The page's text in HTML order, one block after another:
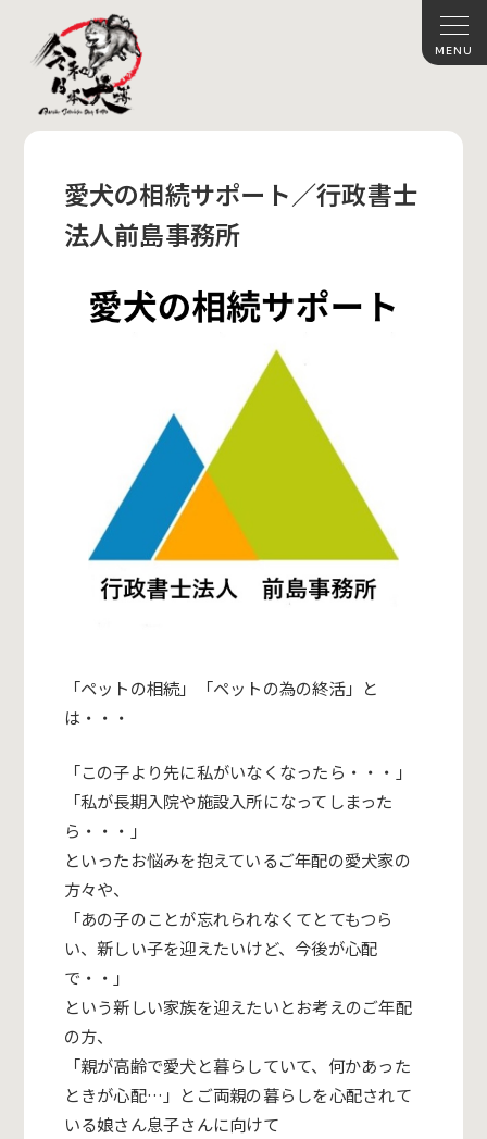
愛犬の相続サポート／行政書士
法人前島事務所
「ペットの相続」「ペットの為の終活」と
は・・・
「この子より先に私がいなくなったら・・・ 」
「私が長期入院や施設入所になってしまった
ら・・・ 」
といったお悩みを抱えているご年配の愛犬家の
方々や、
「あの子のことが忘れられなくてとてもつら
い、新しい子を迎えたいけど、今後が心配
で・・ 」
という新しい家族を迎えたいとお考えのご年配
の方、
「親が高齢で愛犬と暮らしていて、何かあった
ときが心配…」とご両親の暮らしを心配されて
いる娘さん息子さんに向けて